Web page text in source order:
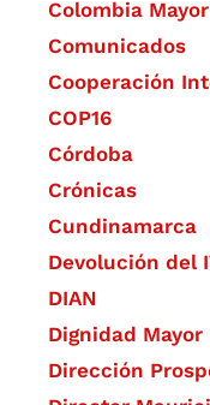
Colombia Mayor
Comunicados
Cooperación
COP16
Córdoba
Crónicas
Cundinamarca
Devolución del
DIAN
Dignidad Mayor
Dirección